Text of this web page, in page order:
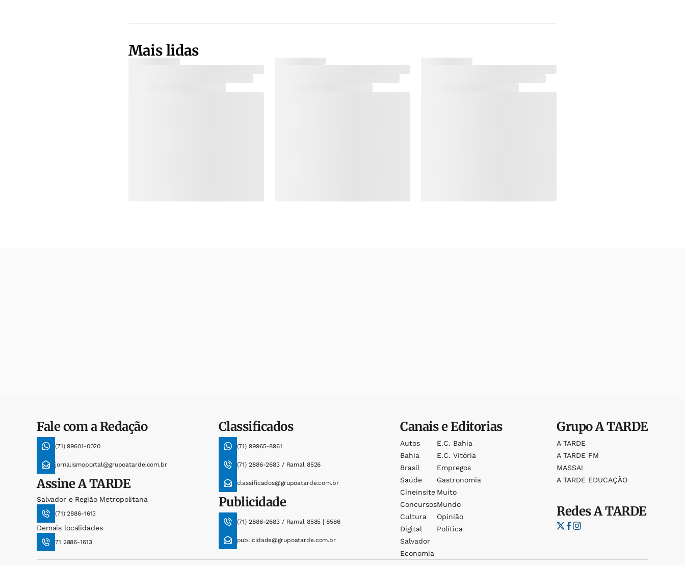
Mais lidas
Fale com a Redação
(71) 99601-0020
jornalismoportal@grupoatarde.com.br
AssineA TARDE
Salvador e Região Metropolitana
(71) 2886-1613
Demais localidades
71 2886-1613
Classificados
(71) 99965-8961
(71) 2886-2683 / Ramal 8526
classificados@grupoatarde.com.br
Publicidade
(71) 2886-2683 / Ramal 8585 | 8586
publicidade@grupoatarde.com.br
Canais e Editorias
Autos
Bahia
Brasil
Saúde
Cineinsite
Concursos
Cultura
Digital
Salvador
Economia
E.c. Bahia
E.c. Vitória
Empregos
Gastronomia
Muito
Mundo
Opinião
Política
GrupoA TARDE
A TARDE
A TARDE FM
MASSA!
A TARDE EDUCAÇÃO
RedesA TARDE